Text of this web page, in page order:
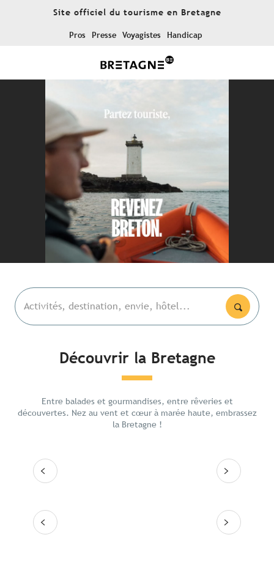
Site officiel du tourisme en Bretagne
Pros Presse Voyagistes Handicap
Activités, destination, envie, hôtel...
Découvrir la Bretagne
Entre balades et gourmandises, entre rêveries et
découvertes. Nez au vent et cœur à marée haute, embrassez
la Bretagne !
Les lieux emblématiques
Lire la suite
Lire la suite
Les 10 destinations
Itinéraires
Lire la suite
ouest